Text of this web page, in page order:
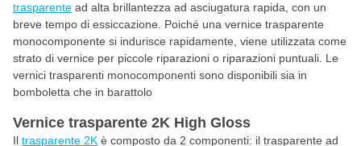
trasparente ad alta brillantezza ad asciugatura rapida, con un
breve tempo di essiccazione. Poiché una vernice trasparente
monocomponente si indurisce rapidamente, viene utilizzata come
strato di vernice per piccole riparazioni o riparazioni puntuali. Le
vernici trasparenti monocomponenti sono disponibili sia in
bomboletta che in barattolo
Vernice trasparente 2K High Gloss
Il trasparente 2K è composto da 2 componenti: il trasparente ad